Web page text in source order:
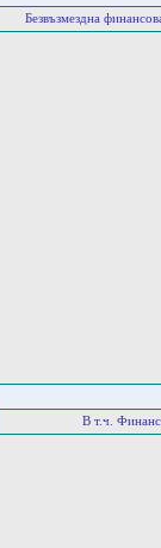
Безвъзмездна
В т.ч.